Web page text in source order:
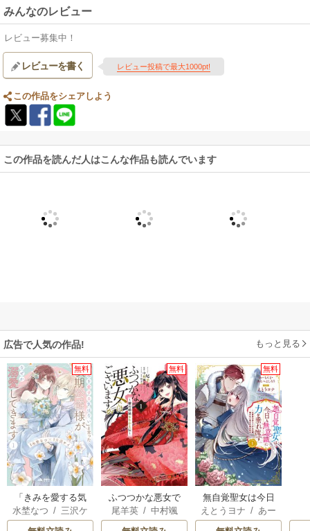
みんなのレビュー
レビュー募集中！
レビューを書く レビュー投稿で最大1000pt!
この作品をシェアしよう
この作品を読んだ人はこんな作品も読んでいます
広告で人気の作品! もっと見る
無料
「きみを愛する気
はない」と言った
次期公爵様がなぜ
水埜なつ /三沢ケ
イ
無料
ふつつかな悪女で
はございますが ～
雛宮蝶鼠とりかえ
尾羊英/ 中村颯
希
/ ゆき哉
無料
無自覚聖女は今日
も無意識に力を垂
れ流す ～公爵家
えとうヨナ /あー
もんど/ あんべよ